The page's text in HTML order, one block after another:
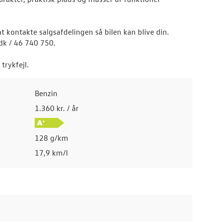
kontakte salgsafdelingen så bilen kan blive din.
/ 46 740 750.
trykfejl.
Benzin
1.360 kr. / år
128 g/km
17,9 km/l